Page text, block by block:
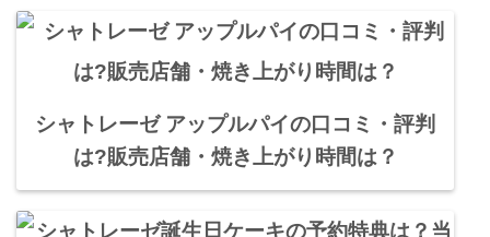
シャトレーゼ アップルパイの口コミ・評判
は?販売店舗・焼き上がり時間は？